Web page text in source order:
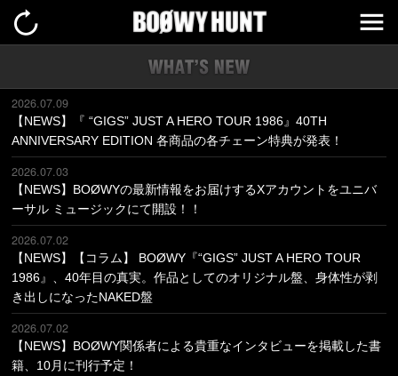
2026.07.09
【NEWS】『 “GIGS” JUST A HERO TOUR 1986』40TH
ANNIVERSARY EDITION 各商品の各チェーン特典が発表！
2026.07.03
【NEWS】BOØWYの最新情報をお届けするXアカウントをユニバ
ーサル ミュージックにて開設！！
2026.07.02
【NEWS】【コラム】 BOØWY『“GIGS” JUST A HERO TOUR
1986』、40年目の真実。作品としてのオリジナル盤、身体性が剥
き出しになったNAKED盤
2026.07.02
【NEWS】BOØWY関係者による貴重なインタビューを掲載した書
籍、10月に刊行予定！